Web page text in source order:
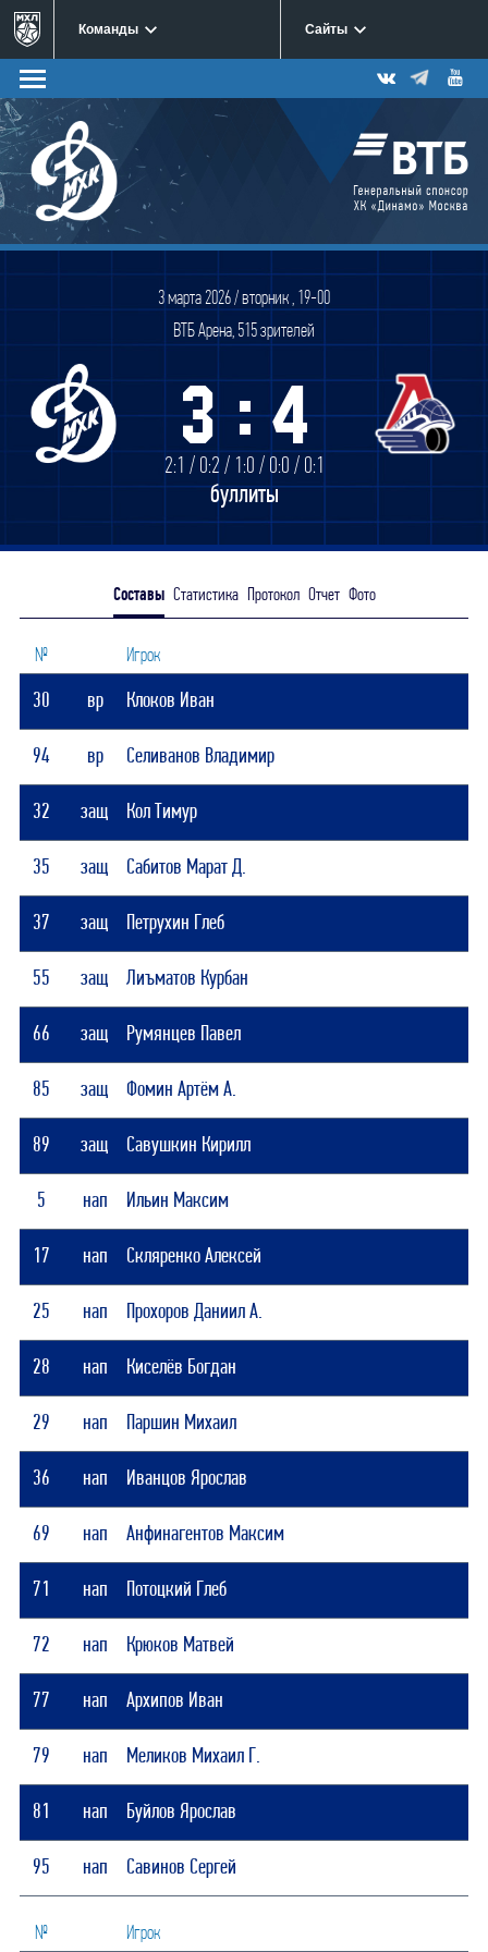
Команды Сайты
3 марта 2026 / вторник , 19-00
ВТБ Арена, 515 зрителей
3 : 4
2:1 / 0:2 / 1:0 / 0:0 / 0:1
буллиты
Составы Статистика Протокол Отчет Фото
№ Игрок
30 вр Клоков Иван
94 вр Селиванов Владимир
32 защ Кол Тимур
35 защ Сабитов Марат Д.
37 защ Петрухин Глеб
55 защ Лиъматов Курбан
66 защ Румянцев Павел
85 защ Фомин Артём А.
89 защ Савушкин Кирилл
5 нап Ильин Максим
17 нап Скляренко Алексей
25 нап Прохоров Даниил А.
28 нап Киселёв Богдан
29 нап Паршин Михаил
36 нап Иванцов Ярослав
69 нап Анфинагентов Максим
71 нап Потоцкий Глеб
72 нап Крюков Матвей
77 нап Архипов Иван
79 нап Меликов Михаил Г.
81 нап Буйлов Ярослав
95 нап Савинов Сергей
№ Игрок